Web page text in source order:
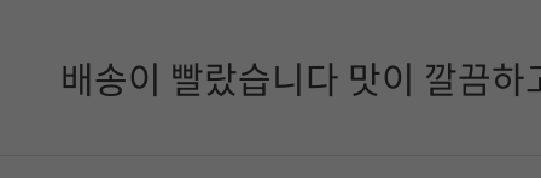
배송이 빨랐습니다 맛이 깔끔하